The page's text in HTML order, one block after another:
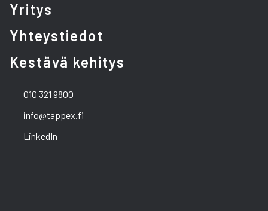
Yritys
Yhteystiedot
Kestävä kehitys
010 321 9800
info@tappex.fi
LinkedIn